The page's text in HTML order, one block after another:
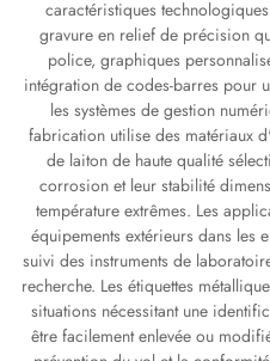
caractéristiques
gravure en relief de précision
police, graphiques
intégration de codes-barres pour
les systèmes de gestion
fabrication utilise des matériaux
de laiton de haute qualité
corrosion et leur stabilité
température extrêmes. Les
équipements extérieurs dans les
suivi des instruments de
recherche. Les étiquettes
situations nécessitant une
être facilement enlevée ou